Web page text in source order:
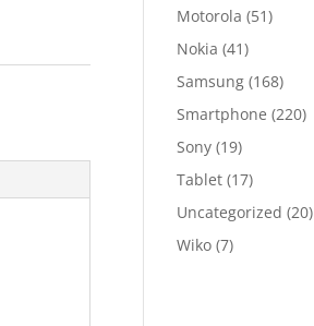
Motorola (51)
Nokia (41)
Samsung (168)
Smartphone (220)
Sony (19)
Tablet (17)
Uncategorized (20)
Wiko (7)